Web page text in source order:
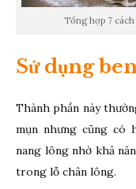
Tổng hợp 7
Sử dụng
Thành phần này
mụn nhưng cũng có
nang lông nhờ khả
trong lỗ chân lông.